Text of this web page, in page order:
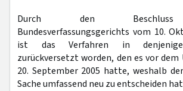
Durch den
Bundesverfassungsgerichts vom 10.
ist das Verfahren in
zurückversetzt worden, den es vor
20. September 2005 hatte, weshalb
Sache umfassend neu zu entscheiden